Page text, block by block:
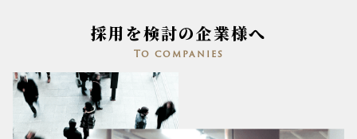
採用を検討の企業様へ
To companies